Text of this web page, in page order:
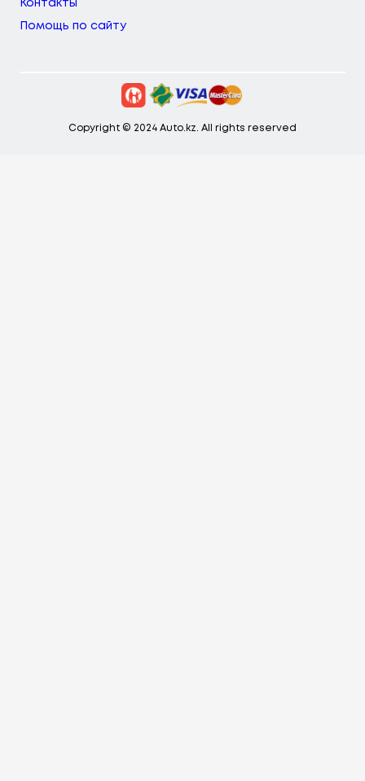
Контакты
Помощь по сайту
Copyright © 2024 Auto.kz. All rights reserved